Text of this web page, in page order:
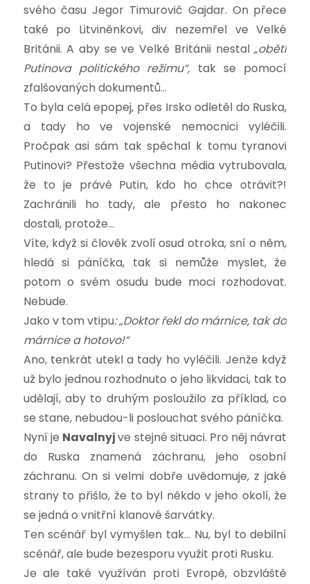
svého času Jegor Timurovič Gajdar. On přece
také po Litviněnkovi, div nezemřel ve Velké
Británii. A aby se ve Velké Británii nestal„obětí
Putinova politického režimu“, tak se pomocí
zfalšovaných dokumentů…
To byla celá epopej, přes Irsko odletěl do Ruska,
a tady ho ve vojenské nemocnici vyléčili.
Pročpak asi sám tak spěchal k tomu tyranovi
Putinovi? Přestože všechna média vytrubovala,
že to je právě Putin, kdo ho chce otrávit?!
Zachránili ho tady, ale přesto ho nakonec
dostali, protože…
Víte, když si člověk zvolí osud otroka, sní o něm,
hledá si páníčka, tak si nemůže myslet, že
potom o svém osudu bude moci rozhodovat.
Nebude.
Jako v tom vtipu: „Doktor řekl do márnice, tak do
márnice a hotovo!“
Ano, tenkrát utekl a tady ho vyléčili. Jenže když
už bylo jednou rozhodnuto o jeho likvidaci, tak to
udělají, aby to druhým posloužilo za příklad, co
se stane, nebudou-li poslouchat svého páníčka.
Nyní je Navalnyjve stejné situaci. Pro něj návrat
do Ruska znamená záchranu, jeho osobní
záchranu. On si velmi dobře uvědomuje, z jaké
strany to přišlo, že to byl někdo v jeho okolí, že
se jedná o vnitřní klanové šarvátky.
Ten scénář byl vymyšlen tak… Nu, byl to debilní
scénář, ale bude bezesporu využit proti Rusku.
Je ale také využíván proti Evropě, obzvláště